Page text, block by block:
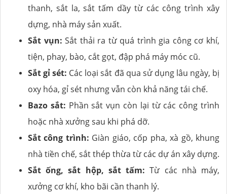
thanh, sắt la, sắt tấm dầy từ các công trình xây
dựng, nhà máy sản xuất.
Sắt vụn: Sắt thải ra từ quá trình gia công cơ khí,
tiện, phay, bào, cắt gọt, đập phá máy móc cũ.
Sắt gỉ sét: Các loại sắt đã qua sử dụng lâu ngày, bị
oxy hóa, gỉ sét nhưng vẫn còn khả năng tái chế.
Bazo sắt: Phần sắt vụn còn lại từ các công trình
hoặc nhà xưởng sau khi phá dỡ.
Sắt công trình: Giàn giáo, cốp pha, xà gồ, khung
nhà tiền chế, sắt thép thừa từ các dự án xây dựng.
Sắt ống, sắt hộp, sắt tấm: Từ các nhà máy,
xưởng cơ khí, kho bãi cần thanh lý.